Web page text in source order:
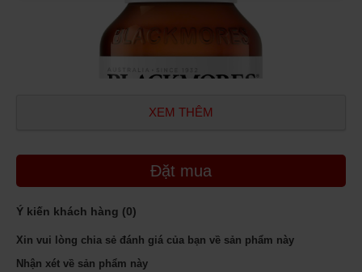
XEM THÊM
Đặt mua
Ý kiến khách hàng (0)
Xin vui lòng chia sẻ đánh giá của bạn về sản phẩm này
Nhận xét về sản phẩm này